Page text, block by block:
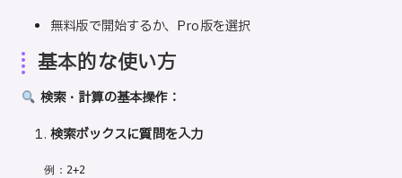
無料版で開始するか、Pro版を選択
基本的な使い方
検索・計算の基本操作：
検索ボックスに質問を入力
   例：2+2